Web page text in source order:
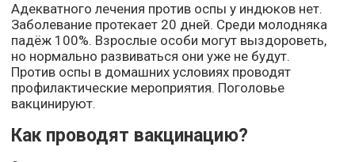
Адекватного лечения против оспы у индюков нет.
Заболевание протекает 20 дней. Среди молодняка
падёж 100%. Взрослые особи могут выздороветь,
но нормально развиваться они уже не будут.
Против оспы в домашних условиях проводят
профилактические мероприятия. Поголовье
вакцинируют.
Как проводят вакцинацию?